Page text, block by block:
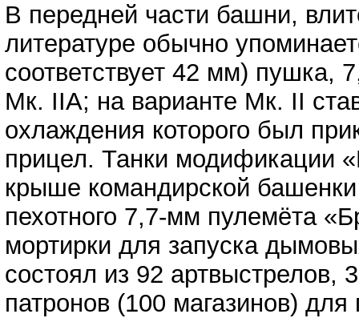
В передней части башни,
литературе обычно
соответствует 42 мм) пушка,
Мк. IIА; на варианте Мк. II
охлаждения которого был
прицел. Танки модификации
крыше командирской
пехотного 7,7-мм пулемёта
мортирки для запуска
состоял из 92 артвыстрелов,
патронов (100 магазинов)